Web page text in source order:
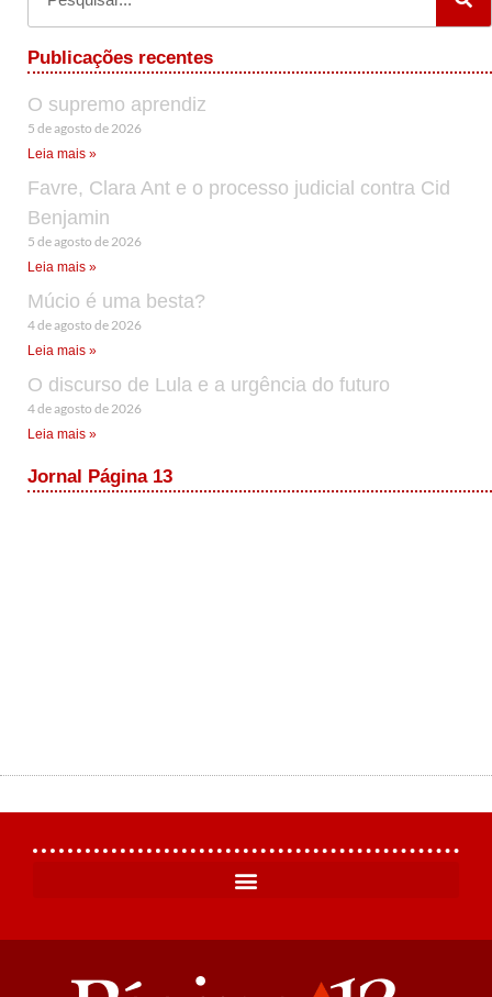
Publicações recentes
O supremo aprendiz
5 de agosto de 2026
Leia mais »
Favre, Clara Ant e o processo judicial contra Cid
Benjamin
5 de agosto de 2026
Leia mais »
Múcio é uma besta?
4 de agosto de 2026
Leia mais »
O discurso de Lula e a urgência do futuro
4 de agosto de 2026
Leia mais »
Jornal Página 13